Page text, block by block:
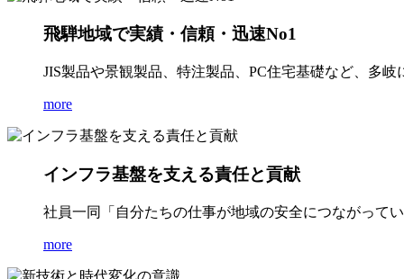
飛騨地域で実績・信頼・迅速No1
JIS製品や景観製品、特注製品、PC住宅基礎など、多
more
インフラ基盤を支える責任と貢献
社員一同「自分たちの仕事が地域の安全につながって
more